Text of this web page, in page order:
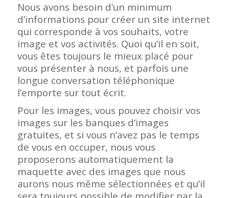
Nous avons besoin d’un minimum
d’informations pour créer un site internet
qui corresponde à vos souhaits, votre
image et vos activités. Quoi qu’il en soit,
vous êtes toujours le mieux placé pour
vous présenter à nous, et parfois une
longue conversation téléphonique
l’emporte sur tout écrit.
Pour les images, vous pouvez choisir vos
images sur les banques d’images
gratuites, et si vous n’avez pas le temps
de vous en occuper, nous vous
proposerons automatiquement la
maquette avec des images que nous
aurons nous même sélectionnées et qu’il